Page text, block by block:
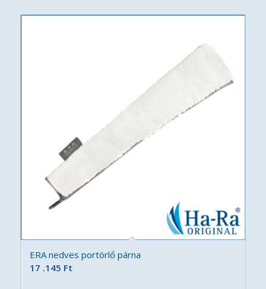
ERA nedves portörlő párna
17 .145 Ft